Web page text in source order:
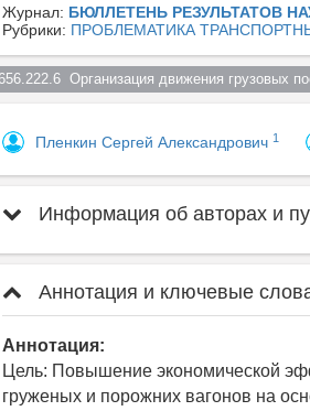
Журнал: БЮЛЛЕТЕНЬ РЕЗУЛЬТАТОВ
Рубрики: ПРОБЛЕМАТИКА
Организация движения грузовых
Пленкин Сергей Александрович 1
Информация об авторах и
Аннотация и ключевые
Аннотация:
Цель: Повышение экономической
груженых и порожних вагонов на